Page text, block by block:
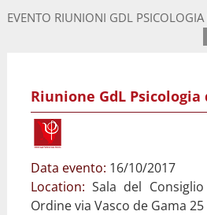
EVENTO RIUNIONI GDL
Riunione GdL
Data evento: 16/10/2017
Location:Sala del
Ordine via Vasco de Gama 25